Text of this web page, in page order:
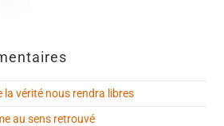
la vérité nous rendra libres
au sens retrouvé